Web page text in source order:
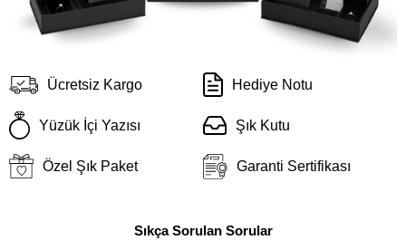
Ücretsiz Kargo Hediye Notu
Yüzük İçi Yazısı Şık Kutu
Özel Şık Paket Garanti Sertifikası
Sıkça Sorulan Sorular